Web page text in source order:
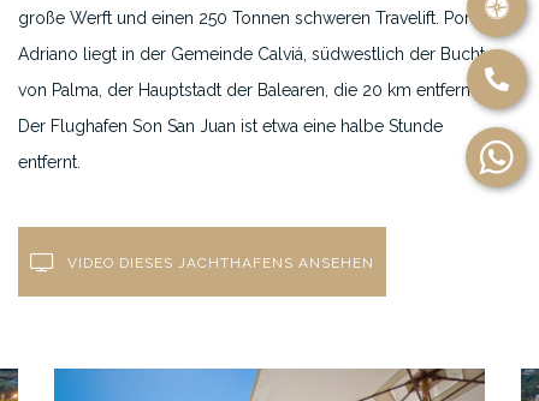
große Werft und einen 250 Tonnen schweren Travelift. Port
Adriano liegt in der Gemeinde Calviá, südwestlich der Bucht
von Palma, der Hauptstadt der Balearen, die 20 km entfernt ist.
Der Flughafen Son San Juan ist etwa eine halbe Stunde
entfernt.
VIDEO DIESES JACHTHAFENS ANSEHEN